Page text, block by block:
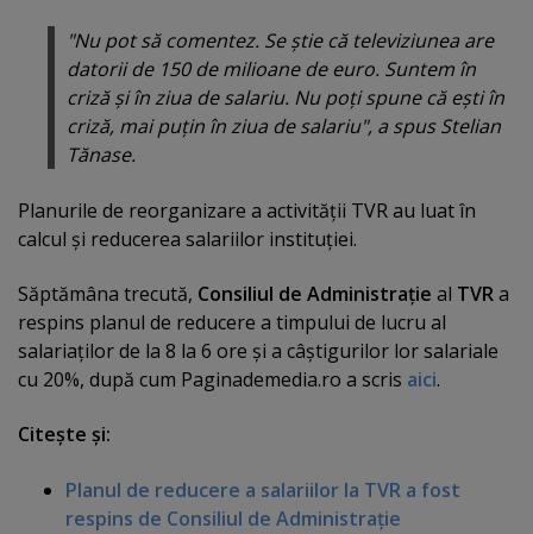
"Nu pot să comentez. Se ştie că televiziunea are
datorii de 150 de milioane de euro. Suntem în
criză şi în ziua de salariu. Nu poţi spune că eşti în
criză, mai puţin în ziua de salariu", a spus Stelian
Tănase.
Planurile de reorganizare a activităţii TVR au luat în
calcul şi reducerea salariilor instituţiei.
Săptămâna trecută, Consiliul de Administraţie al TVRa
respins planul de reducere a timpului de lucru al
salariaţilor de la 8 la 6 ore şi a câştigurilor lor salariale
cu 20%, după cum Paginademedia.ro a scris aici.
Citeşte şi:
Planul de reducere a salariilor la TVR a fost
respins de Consiliul de Administraţie